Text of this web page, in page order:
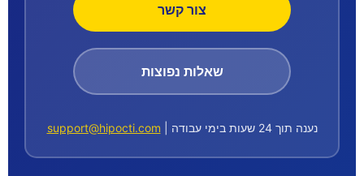
צור קשר
שאלות נפוצות
נענה תוך 24 שעות בימי עבודה | support@hipocti.com